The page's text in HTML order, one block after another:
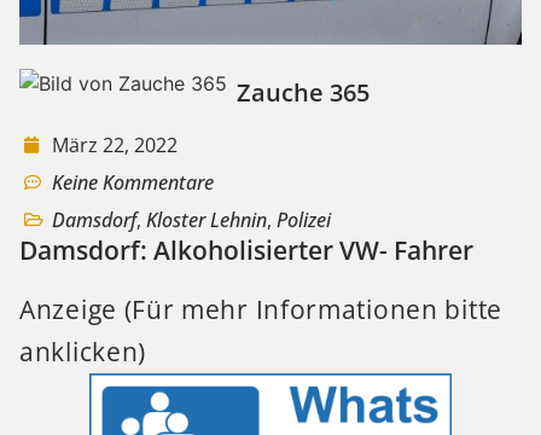
Zauche 365
März 22, 2022
Keine Kommentare
Damsdorf, Kloster Lehnin, Polizei
Damsdorf: Alkoholisierter VW- Fahrer
Anzeige (Für mehr Informationen bitte
anklicken)